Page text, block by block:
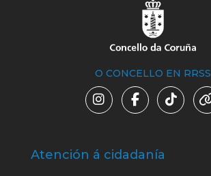
O CONCELLO EN RRSS
Atención á cidadanía